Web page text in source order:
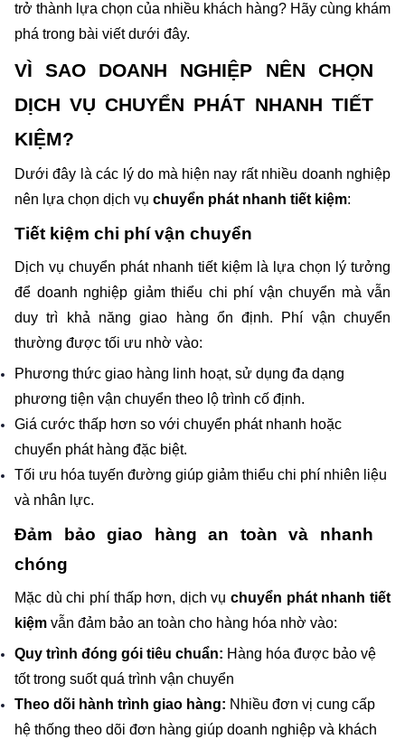
trở thành lựa chọn của nhiều khách hàng? Hãy cùng khám
phá trong bài viết dưới đây.
VÌ SAO DOANH NGHIỆP NÊN CHỌN
DỊCH VỤ CHUYỂN PHÁT NHANH TIẾT
KIỆM?
Dưới đây là các lý do mà hiện nay rất nhiều doanh nghiệp
nên lựa chọn dịch vụ chuyển phát nhanh tiết kiệm:
Tiết kiệm chi phí vận chuyển
Dịch vụ chuyển phát nhanh tiết kiệm là lựa chọn lý tưởng
để doanh nghiệp giảm thiểu chi phí vận chuyển mà vẫn
duy trì khả năng giao hàng ổn định. Phí vận chuyển
thường được tối ưu nhờ vào:
Phương thức giao hàng linh hoạt, sử dụng đa dạng
phương tiện vận chuyển theo lộ trình cố định.
Giá cước thấp hơn so với chuyển phát nhanh hoặc
chuyển phát hàng đặc biệt.
Tối ưu hóa tuyến đường giúp giảm thiểu chi phí nhiên liệu
và nhân lực.
Đảm bảo giao hàng an toàn và nhanh
chóng
Mặc dù chi phí thấp hơn, dịch vụ chuyển phát nhanh tiết
kiệm vẫn đảm bảo an toàn cho hàng hóa nhờ vào:
Quy trình đóng gói tiêu chuẩn: Hàng hóa được bảo vệ
tốt trong suốt quá trình vận chuyển
Theo dõi hành trình giao hàng: Nhiều đơn vị cung cấp
hệ thống theo dõi đơn hàng giúp doanh nghiệp và khách